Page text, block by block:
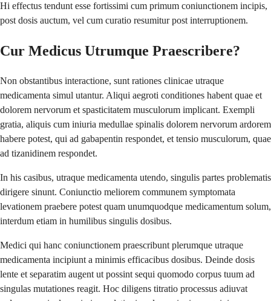
Hi effectus tendunt esse fortissimi cum primum coniunctionem incipis,
post dosis auctum, vel cum curatio resumitur post interruptionem.
Cur Medicus Utrumque Praescribere?
Non obstantibus interactione, sunt rationes clinicae utraque
medicamenta simul utantur. Aliqui aegroti conditiones habent quae et
dolorem nervorum et spasticitatem musculorum implicant. Exempli
gratia, aliquis cum iniuria medullae spinalis dolorem nervorum ardorem
habere potest, qui ad gabapentin respondet, et tensio musculorum, quae
ad tizanidinem respondet.
In his casibus, utraque medicamenta utendo, singulis partes problematis
dirigere sinunt. Coniunctio meliorem communem symptomata
levationem praebere potest quam unumquodque medicamentum solum,
interdum etiam in humilibus singulis dosibus.
Medici qui hanc coniunctionem praescribunt plerumque utraque
medicamenta incipiunt a minimis efficacibus dosibus. Deinde dosis
lente et separatim augent ut possint sequi quomodo corpus tuum ad
singulas mutationes reagit. Hoc diligens titratio processus adiuvat